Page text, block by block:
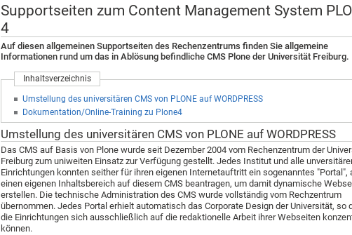
Supportseiten zum Content Management System
4
Auf diesen allgemeinen Supportseiten des Rechenzentrums finden Sie allgemeine
Informationen rund um das in Ablösung befindliche CMS Plone der Universität Freiburg.
Inhaltsverzeichnis
Umstellung des universitären CMS von PLONE auf WORDPRESS
Dokumentation/Online-Training zu Plone4
Umstellung des universitären CMS von PLONE auf WORDPRESS
Das CMS auf Basis von Plone wurde seit Dezember 2004 vom Rechenzentrum der
Freiburg zum uniweiten Einsatz zur Verfügung gestellt. Jedes Institut und alle
Einrichtungen konnten seither für ihren eigenen Internetauftritt ein sogenanntes "Portal",
einen eigenen Inhaltsbereich auf diesem CMS beantragen, um damit dynamische
erstellen. Die technische Administration des CMS wurde vollständig vom Rechzentrum
übernommen. Jedes Portal erhielt automatisch das Corporate Design der Universität, so
die Einrichtungen sich ausschließlich auf die redaktionelle Arbeit ihrer Webseiten
können.